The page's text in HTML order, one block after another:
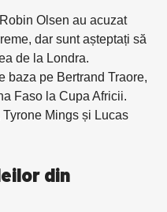
Olsen au acuzat
dar sunt așteptați să
de la Londra.
baza pe Bertrand Traore,
Faso la Cupa Africii.
Mings și Lucas
din